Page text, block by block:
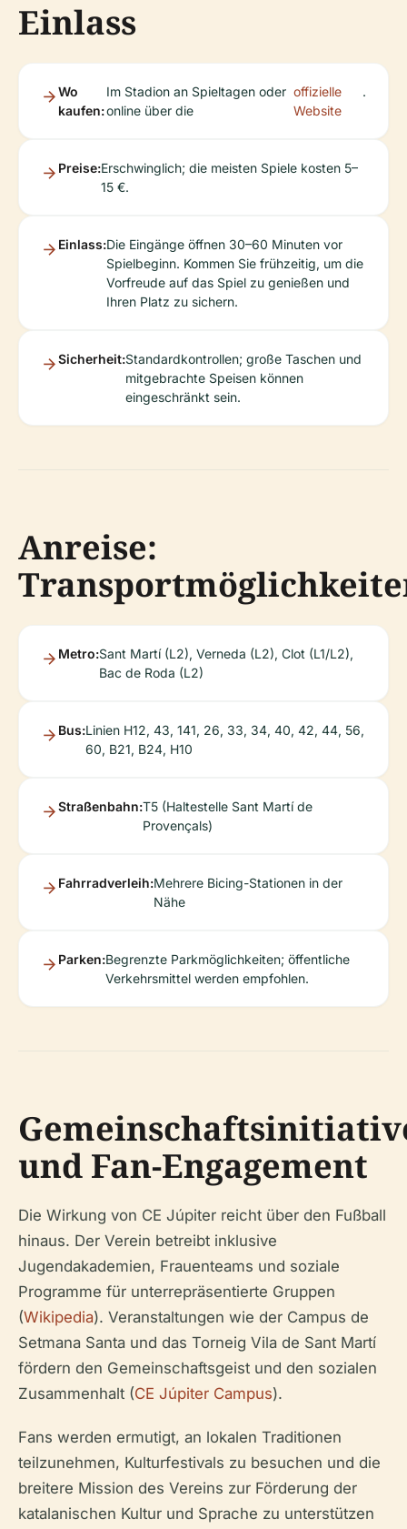
Einlass
Wo
kaufen:
Im Stadion an Spieltagen oder
online über die
offizielle
Website
.
Preise:Erschwinglich; die meisten Spiele kosten 5–
15 €.
Einlass:Die Eingänge öffnen 30–60 Minuten vor
Spielbeginn. Kommen Sie frühzeitig, um die
Vorfreude auf das Spiel zu genießen und
Ihren Platz zu sichern.
Sicherheit:Standardkontrollen; große Taschen und
mitgebrachte Speisen können
eingeschränkt sein.
Anreise:
Metro:Sant Martí (L2), Verneda (L2), Clot (L1/L2),
Bac de Roda (L2)
Bus:Linien H12, 43, 141, 26, 33, 34, 40, 42, 44, 56,
60, B21, B24, H10
Straßenbahn:T5 (Haltestelle Sant Martí de
Provençals)
Fahrradverleih:Mehrere Bicing-Stationen in der
Nähe
Parken:Begrenzte Parkmöglichkeiten; öffentliche
Verkehrsmittel werden empfohlen.
und Fan-Engagement
Die Wirkung von CE Júpiter reicht über den Fußball
hinaus. Der Verein betreibt inklusive
Jugendakademien, Frauenteams und soziale
Programme für unterrepräsentierte Gruppen
(Wikipedia). Veranstaltungen wie der Campus de
Setmana Santa und das Torneig Vila de Sant Martí
fördern den Gemeinschaftsgeist und den sozialen
Zusammenhalt (CE Júpiter Campus).
Fans werden ermutigt, an lokalen Traditionen
teilzunehmen, Kulturfestivals zu besuchen und die
breitere Mission des Vereins zur Förderung der
katalanischen Kultur und Sprache zu unterstützen